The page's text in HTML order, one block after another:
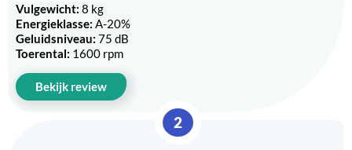
Vulgewicht: 8 kg
Energieklasse: A-20%
Geluidsniveau: 75 dB
Toerental: 1600 rpm
Bekijk review
2